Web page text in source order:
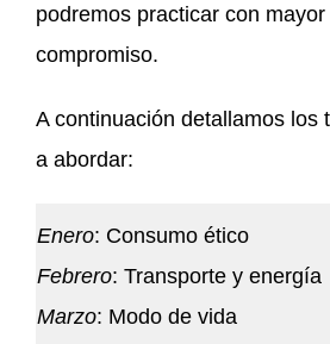
podremos practicar con
compromiso.
A continuación detallamos los
a abordar:
Enero: Consumo ético
Febrero: Transporte y energía
Marzo: Modo de vida